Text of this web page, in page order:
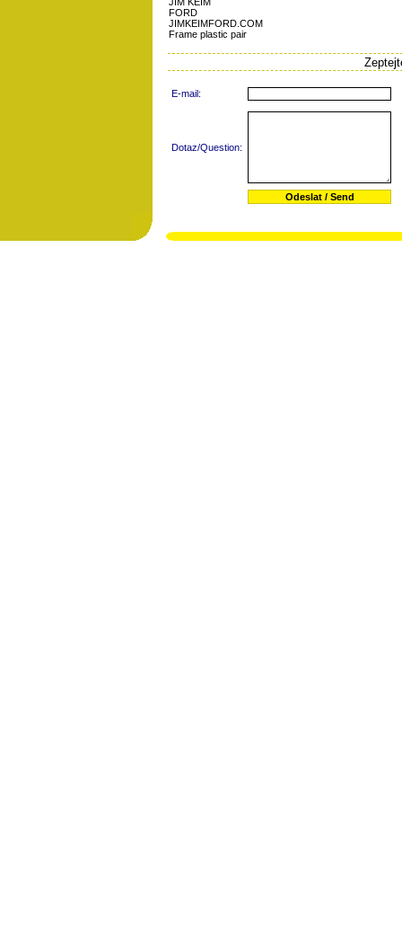
FORD
JIMKEIMFORD.COM
Frame plastic pair
E-mail:
Dotaz/Question: